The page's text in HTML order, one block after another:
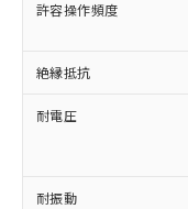
許容操作頻度
絶縁抵抗
耐電圧
耐振動
記載
タに
覧さ
準価
正式
様のお
ムロ
鉛(Pb)
六価クロム
類(PBB)
(PBDE)
ル) (DEHP)(別
ルベンジル（
（DBP）
但し、RoHS指
い合わせくだ
*中国RoHS10
Pb(鉛)
ム) : 100ppm、
Cr(Ⅵ)(六価クロ
ニル類) :
DBP(フタル酸
イソブチル) :
DEHP(フタル
（以
また
国政
可)を
当社
全に破
いよ
当社